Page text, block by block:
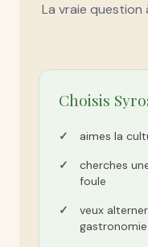
La vraie question
Choisis
aimes la
cherches
foule
veux
gastronomie